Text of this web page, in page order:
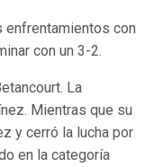
enfrentamientos con
con un 3-2.
La
Mientras que su
y cerró la lucha por
en la categoría